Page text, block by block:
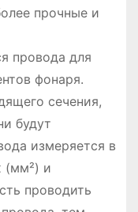
прочные и
провода для
фонаря.
сечения,
будут
измеряется в
(мм²) и
проводить